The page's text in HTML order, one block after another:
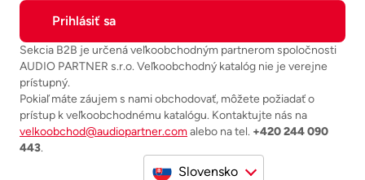
Sekcia B2B je určená veľkoobchodným partnerom spoločnosti
AUDIO PARTNER s.r.o. Veľkoobchodný katalóg nie je verejne
prístupný.
Pokiaľ máte záujem s nami obchodovať, môžete požiadať o
prístup k veľkoobchodnému katalógu. Kontaktujte nás na
velkoobchod@audiopartner.comalebo na tel. +420 244 090
443.
Slovensko